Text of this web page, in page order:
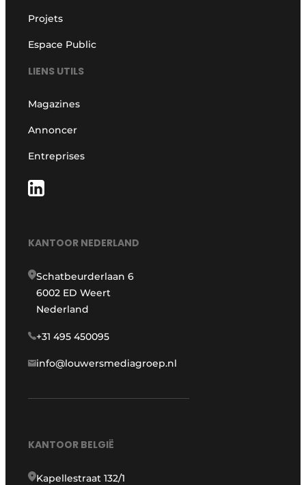
Projets
Espace Public
LIENS UTILS
Magazines
Annoncer
Entreprises
KANTOOR NEDERLAND
Schatbeurderlaan 6
6002 ED Weert
Nederland
+31 495 450095
info@louwersmediagroep.nl
KANTOOR BELGIË
Kapellestraat 132/1